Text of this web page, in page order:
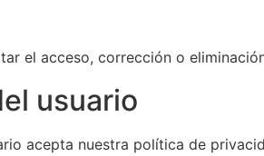
el acceso, corrección o
usuario
acepta nuestra política de